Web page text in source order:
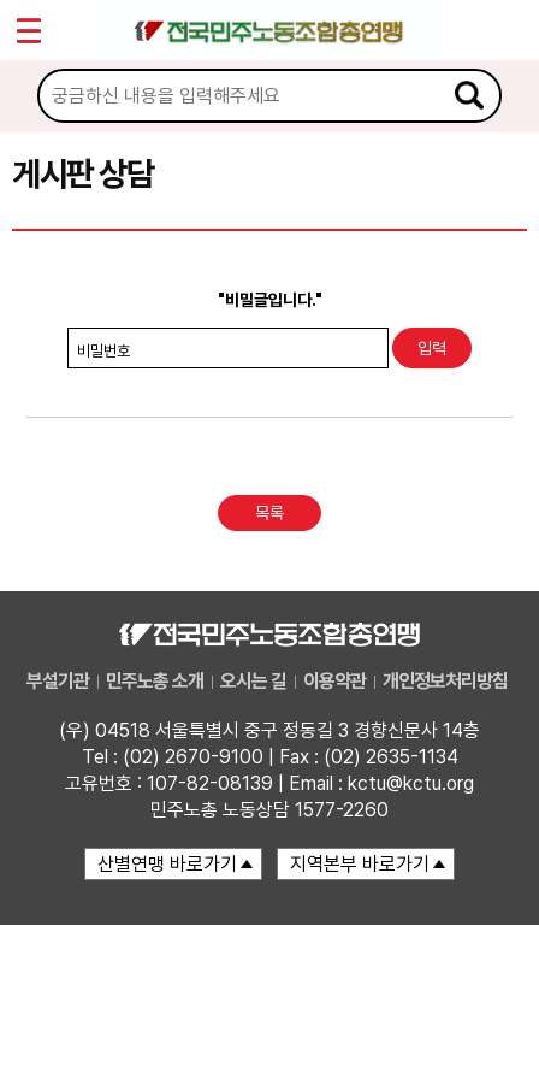
게시판 상담
"비밀글입니다."
비밀번호
목록
부설기관 민주노총 소개 오시는 길 이용약관 개인정보처리방침
(우) 04518 서울특별시 중구 정동길 3 경향신문사 14층
Tel : (02) 2670-9100 | Fax : (02) 2635-1134
고유번호 : 107-82-08139 | Email : kctu@kctu.org
민주노총 노동상담 1577-2260
마이페이지
소개
소식
노동상담
권리찾기수첩 검색
찾아보기
Sketchbook5, 스케치북5
Sketchbook5, 스케치북5